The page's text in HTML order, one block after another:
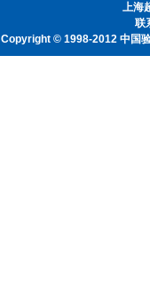
上海
联
Copyright © 1998-2012 中国